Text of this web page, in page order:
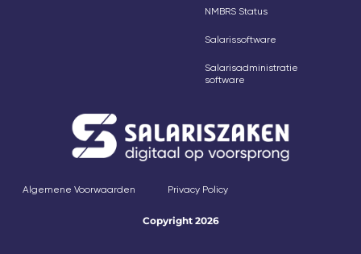
NMBRS Status
Salarissoftware
Salarisadministratie
software
Algemene Voorwaarden Privacy Policy
Copyright 2026